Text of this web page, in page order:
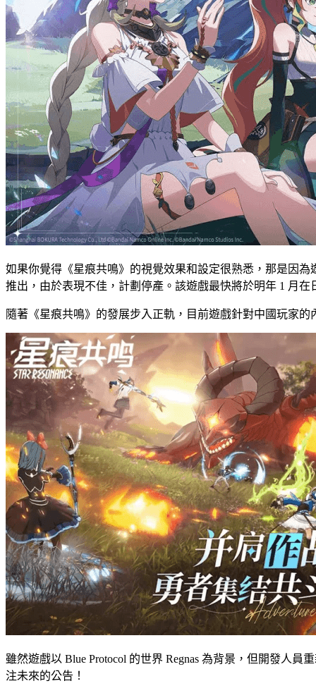
如果你覺得《星痕共鳴》的視覺效果和設定很熟悉，那是因為
推出，由於表現不佳，計劃停產。該遊戲最快將於明年 1 月
隨著《星痕共鳴》的發展步入正軌，目前遊戲針對中國玩家
雖然遊戲以 Blue Protocol 的世界 Regnas 為背景，但開發人
注未來的公告！